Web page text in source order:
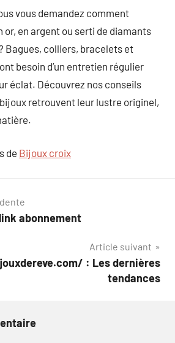
vous demandez comment
or, en argent ou serti de diamants
Bagues, colliers, bracelets et
besoin d’un entretien régulier
éclat. Découvrez nos conseils
retrouvent leur lustre originel,
de Bijoux croix
abonnement
Article suivant
: Les dernières
tendances